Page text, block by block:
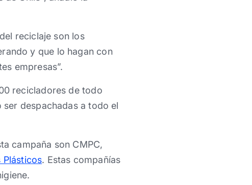
reciclaje son los
y que lo hagan con
empresas”.
recicladores de todo
ser despachadas a todo el
campaña son CMPC,
Plásticos. Estas compañías